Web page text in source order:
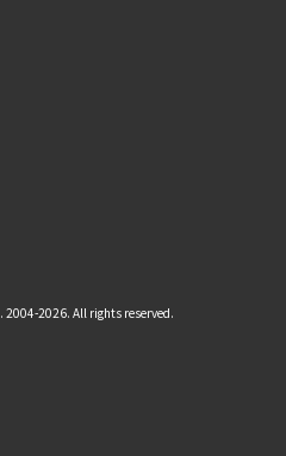
2004-2026. All rights reserved.